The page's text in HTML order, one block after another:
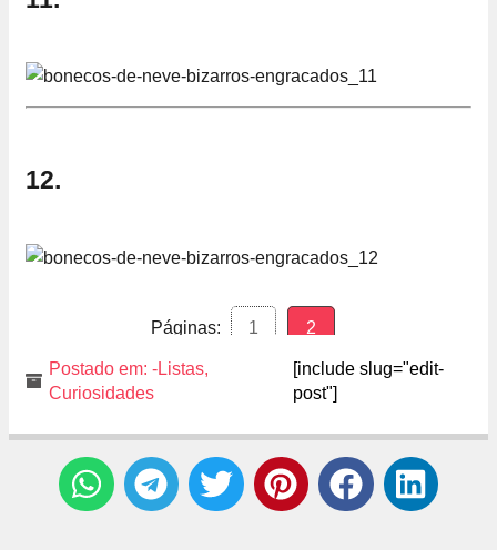
12.
Páginas: 1 2
Postado em: -Listas,
Curiosidades
[include slug="edit-
post"]